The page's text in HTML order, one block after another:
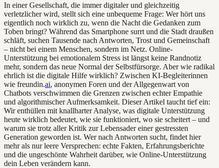
In einer Gesellschaft, die immer digitaler und gleichzeitig
verletzlicher wird, stellt sich eine unbequeme Frage: Wer hört uns
eigentlich noch wirklich zu, wenn die Nacht die Gedanken zum
Toben bringt? Während das Smartphone surrt und die Stadt draußen
schläft, suchen Tausende nach Antworten, Trost und Gemeinschaft
– nicht bei einem Menschen, sondern im Netz. Online-
Unterstützung bei emotionalem Stress ist längst keine Randnotiz
mehr, sondern das neue Normal der Selbstfürsorge. Aber wie radikal
ehrlich ist die digitale Hilfe wirklich? Zwischen KI-Begleiterinnen
wie freundin.ai, anonymen Foren und der Allgegenwart von
Chatbots verschwimmen die Grenzen zwischen echter Empathie
und algorithmischer Aufmerksamkeit. Dieser Artikel taucht tief ein:
Wir enthüllen mit knallharter Analyse, was digitale Unterstützung
heute wirklich bedeutet, wie sie funktioniert, wo sie scheitert – und
warum sie trotz aller Kritik zur Lebensader einer gestressten
Generation geworden ist. Wer nach Antworten sucht, findet hier
mehr als nur leere Versprechen: echte Fakten, Erfahrungsberichte
und die ungeschönte Wahrheit darüber, wie Online-Unterstützung
dein Leben verändern kann.